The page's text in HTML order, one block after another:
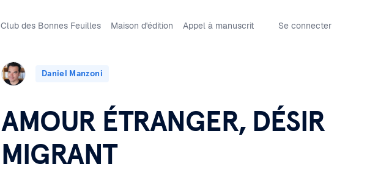
Club des Bonnes Feuilles Maison d'édition Appel à manuscrit Se connecter
Daniel Manzoni
AMOUR ÉTRANGER, DÉSIR
MIGRANT